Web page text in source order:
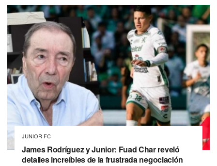
JUNIOR FC
James Rodríguez y Junior: Fuad Char reveló
detalles increíbles de la frustrada negociación